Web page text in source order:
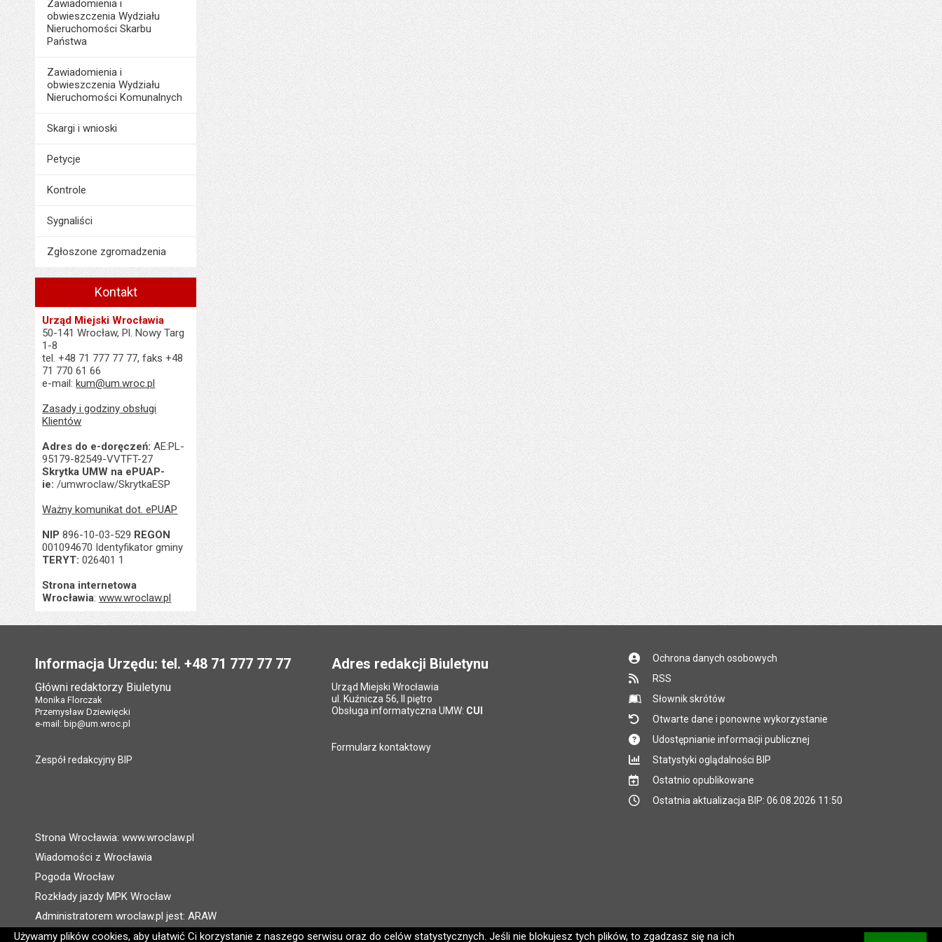
Używamy plików cookies, aby ułatwić Ci korzystanie z naszego serwisu oraz do celów statystycznych. Jeśli nie blokujesz tych plików, to zgadzasz się na ich
Zawiadomienia i
obwieszczenia Wydziału
Nieruchomości Skarbu
Państwa
Zawiadomienia i
obwieszczenia Wydziału
Nieruchomości Komunalnych
Skargi i wnioski
Petycje
Kontrole
Sygnaliści
Zgłoszone zgromadzenia
Kontakt
Urząd Miejski Wrocławia
50-141 Wrocław, Pl. Nowy Targ
1-8
tel. +48 71 777 77 77, faks +48
71 770 61 66
e-mail:kum@um.wroc.pl
Zasady i godziny obsługi
Klientów
Adres do e-doręczeń: AE:PL-
95179-82549-VVTFT-27
Skrytka UMW na ePUAP-
ie: /umwroclaw/SkrytkaESP
Ważny komunikat dot. ePUAP
NIP 896-10-03-529 REGON
001094670 Identyfikator gminy
TERYT: 026401 1
Strona internetowa
Wrocławia:www.wroclaw.pl
Informacja Urzędu: tel. +48 71 777 77 77
Główni redaktorzy Biuletynu
Monika Florczak
Przemysław Dziewięcki
e-mail: bip@um.wroc.pl
Zespół redakcyjny BIP
Adres redakcji Biuletynu
Urząd Miejski Wrocławia
ul. Kuźnicza 56, II piętro
Obsługa informatyczna UMW: CUI
Formularz kontaktowy
Ochrona danych osobowych
RSS
Słownik skrótów
Otwarte dane i ponowne wykorzystanie
Udostępnianie informacji publicznej
Statystyki oglądalności BIP
Ostatnio opublikowane
Ostatnia aktualizacja BIP: 06.08.2026 11:50
Strona Wrocławia: www.wroclaw.pl
Wiadomości z Wrocławia
Pogoda Wrocław
Rozkłady jazdy MPK Wrocław
Administratorem wroclaw.pl jest: ARAW